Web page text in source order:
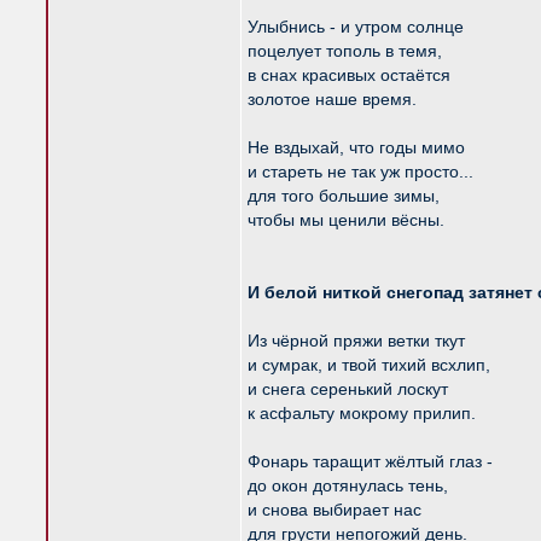
Улыбнись - и утром солнце
поцелует тополь в темя,
в снах красивых остаётся
золотое наше время.
Не вздыхай, что годы мимо
и стареть не так уж просто...
для того большие зимы,
чтобы мы ценили вёсны.
И белой ниткой снегопад затянет
Из чёрной пряжи ветки ткут
и сумрак, и твой тихий всхлип,
и снега серенький лоскут
к асфальту мокрому прилип.
Фонарь таращит жёлтый глаз -
до окон дотянулась тень,
и снова выбирает нас
для грусти непогожий день.